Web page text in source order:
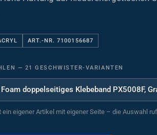
ein eigener Artikel mit eigener Seite – die Auswahl